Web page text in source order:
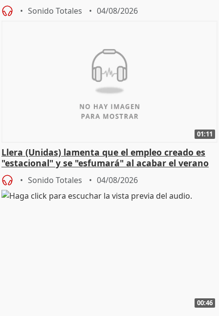
Sonido Totales 04/08/2026
01:11
Llera (Unidas) lamenta que el empleo creado es
"estacional" y se "esfumará" al acabar el verano
Sonido Totales 04/08/2026
00:46